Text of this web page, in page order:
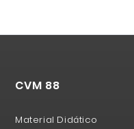
CVM 88
Material Didático